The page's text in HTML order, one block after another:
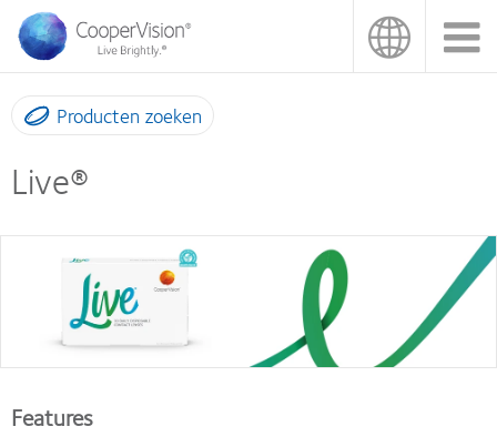
Overslaan
naar
de
inhoud
gaan
Producten zoeken
Live®
Features